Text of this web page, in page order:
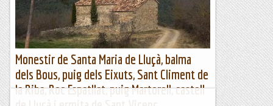
Maifemcim.cat
Monestir de Santa Maria de Lluçà, balma
dels Bous, puig dels Eixuts, Sant Climent de
la Riba, Roc Espatllat, puig Martorell, castell